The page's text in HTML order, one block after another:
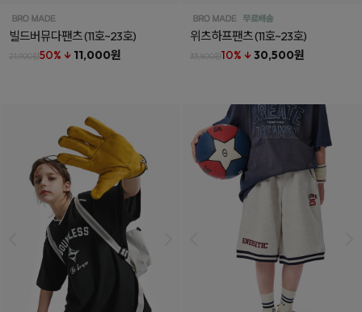
빌드버뮤다팬츠(11호~23호)
21,900원50% ↓ 11,000원
위츠하프팬츠(11호~23호)
33,800원10% ↓ 30,500원